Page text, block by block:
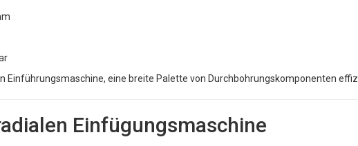
Einführungsmaschine, eine breite Palette von Durchbohrungskomponenten
Einfügungsmaschine